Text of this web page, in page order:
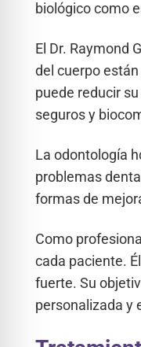
biológico como
El Dr. Raymond
del cuerpo
puede reducir
seguros y
La odontología
problemas
formas de
Como
cada paciente.
fuerte. Su
personalizada y